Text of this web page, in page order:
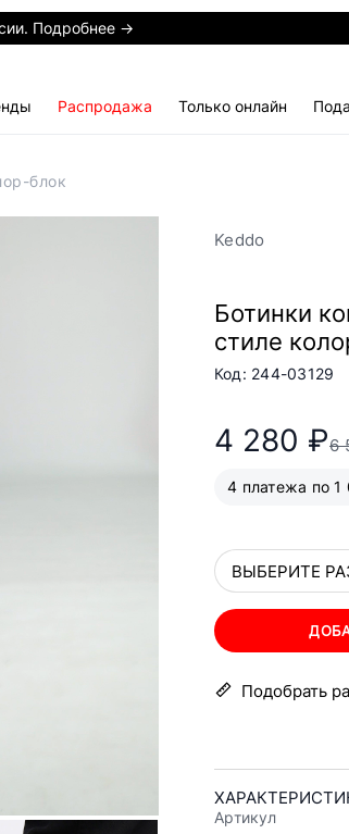
Подробнее →
Распродажа Только онлайн
блок
Keddo
Ботинки
стиле
Код: 244-03129
4 280 ₽6
4 платежа по 1
ВЫБЕРИТЕ
Подобрать
Артикул